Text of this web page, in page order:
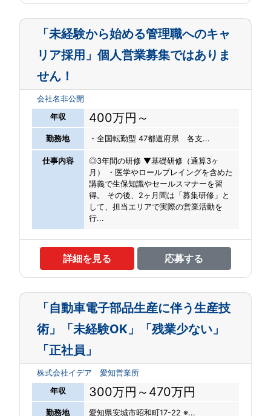
「未経験から始める管理職へのキャ
リア採用」個人営業募集ではありま
せん！
会社名非公開
年収
400万円～
勤務地 ・全国転勤型 47都道府県 各支...
仕事内容
◎3年間の研修 ▼基礎研修（通算3ヶ
月） ・医学やロールプレイングを含めた
講義で生保知識やセールスマナーを習
得。 その後、2ヶ月間は「募集研修」と
して、担当エリアで実際の営業活動を
行...
詳細を見る 応募する
「自動車電子部品生産に伴う生産技
術」「未経験OK」「残業少ない」
「正社員」
株式会社イデア 愛知営業所
年収
300万円～470万円
勤務地 愛知県安城市昭和町17-22 ※...